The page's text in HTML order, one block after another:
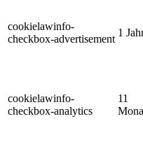
cookielawinfo-
checkbox-advertisement
1
cookielawinfo-
checkbox-analytics
11